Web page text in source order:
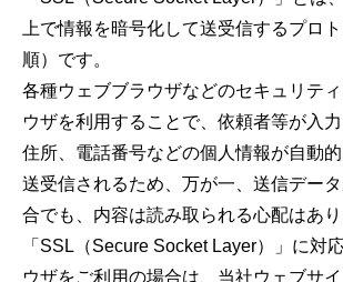
上で情報を暗号化して送受信するプロ
順）です。
各種ウェブブラウザなどのセキュリテ
ウザを利用することで、依頼者等が入力
住所、電話番号などの個人情報が自動
送受信されるため、万が一、送信デー
合でも、内容は読み取られる心配はあり
「SSL（Secure Socket Layer）」に対
ウザをご利用の場合は、当社ウェブサ